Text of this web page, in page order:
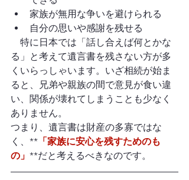
家族が無用な争いを避けられる
自分の思いや感謝を残せる
特に日本では「話し合えば何とかな
る」と考えて遺言書を残さない方が多
くいらっしゃいます。いざ相続が始ま
ると、兄弟や親族の間で意見が食い違
い、関係が壊れてしまうことも少なく
ありません。
つまり、遺言書は財産の多寡ではな
く、** 「家族に安心を残すためのも
の」 **だと考えるべきなのです。